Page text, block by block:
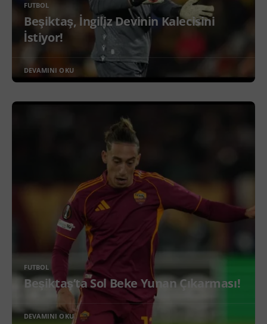
FUTBOL
Beşiktaş, İngiliz Devinin Kalecisini
İstiyor!
DEVAMINI OKU
FUTBOL
Beşiktaş’ta Sol Beke Yunan Çıkarması!
DEVAMINI OKU